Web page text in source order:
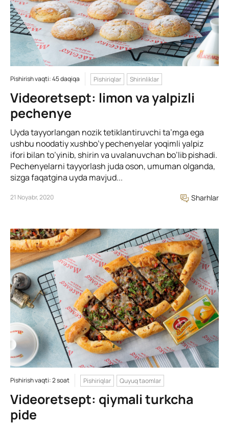
Pishirish vaqti: 45 daqiqa Pishiriqlar Shirinliklar
Videoretsept: limon va yalpizli
pechenye
Uyda tayyorlangan nozik tetiklantiruvchi ta’mga ega
ushbu noodatiy xushbo’y pechenyelar yoqimli yalpiz
ifori bilan to’yinib, shirin va uvalanuvchan bo’lib pishadi.
Pechenyelarni tayyorlash juda oson, umuman olganda,
sizga faqatgina uyda mavjud...
21 Noyabr, 2020 Sharhlar
Pishirish vaqti: 2 soat Pishiriqlar Quyuq taomlar
Videoretsept: qiymali turkcha
pide